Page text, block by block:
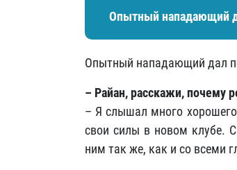
Опытный нападающий
Опытный нападающий дал
– Райан, расскажи, почему
– Я слышал много
свои силы в новом клубе.
ним так же, как и со всеми